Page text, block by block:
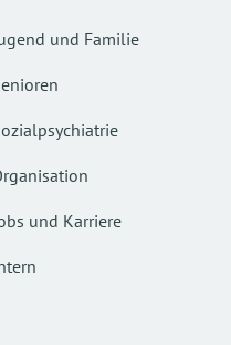
und Familie
und Karriere